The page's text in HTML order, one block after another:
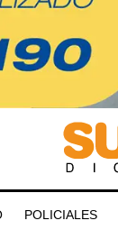
POLICIALES